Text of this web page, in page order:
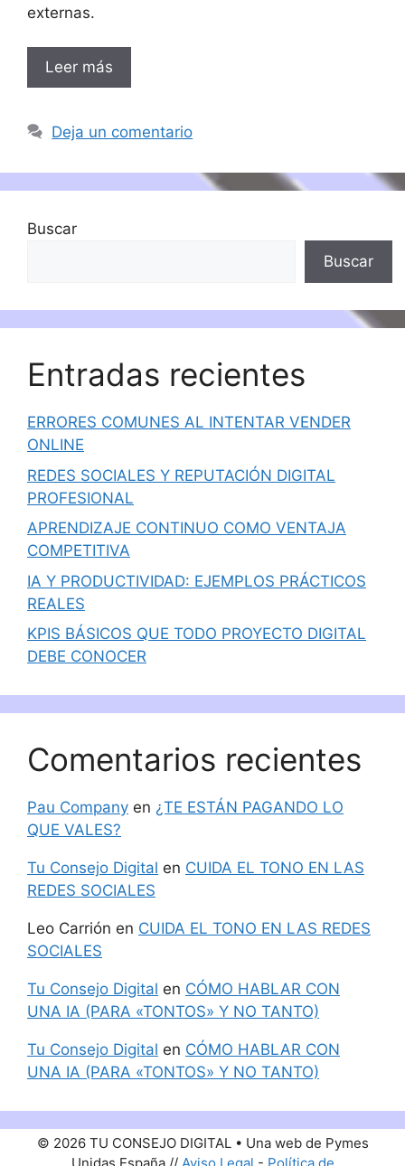
externas.
Leer más
Deja un comentario
Buscar
Buscar
Entradas recientes
ERRORES COMUNES AL INTENTAR VENDER
ONLINE
REDES SOCIALES Y REPUTACIÓN DIGITAL
PROFESIONAL
APRENDIZAJE CONTINUO COMO VENTAJA
COMPETITIVA
IA Y PRODUCTIVIDAD: EJEMPLOS PRÁCTICOS
REALES
KPIS BÁSICOS QUE TODO PROYECTO DIGITAL
DEBE CONOCER
Comentarios recientes
Pau Company en ¿TE ESTÁN PAGANDO LO
QUE VALES?
Tu Consejo Digital en CUIDA EL TONO EN LAS
REDES SOCIALES
Leo Carrión en CUIDA EL TONO EN LAS REDES
SOCIALES
Tu Consejo Digital en CÓMO HABLAR CON
UNA IA (PARA «TONTOS» Y NO TANTO)
Tu Consejo Digital en CÓMO HABLAR CON
UNA IA (PARA «TONTOS» Y NO TANTO)
© 2026 TU CONSEJO DIGITAL • Una web de Pymes